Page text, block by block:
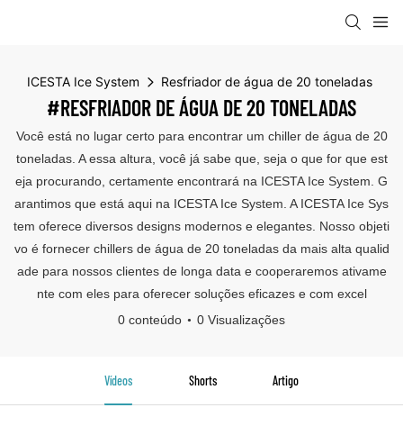
ICESTA Ice System Resfriador de água de 20 toneladas
#RESFRIADOR DE ÁGUA DE 20 TONELADAS
Você está no lugar certo para encontrar um chiller de água de 20
toneladas. A essa altura, você já sabe que, seja o que for que est
eja procurando, certamente encontrará na ICESTA Ice System. G
arantimos que está aqui na ICESTA Ice System. A ICESTA Ice Sys
tem oferece diversos designs modernos e elegantes. Nosso objeti
vo é fornecer chillers de água de 20 toneladas da mais alta qualid
ade para nossos clientes de longa data e cooperaremos ativame
nte com eles para oferecer soluções eficazes e com excel
0 conteúdo
0 Visualizações
Vídeos Shorts Artigo